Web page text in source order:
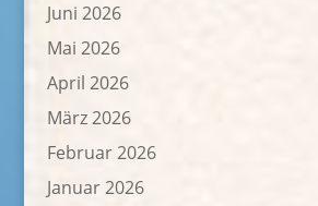
Juni 2026
Mai 2026
April 2026
März 2026
Februar 2026
Januar 2026